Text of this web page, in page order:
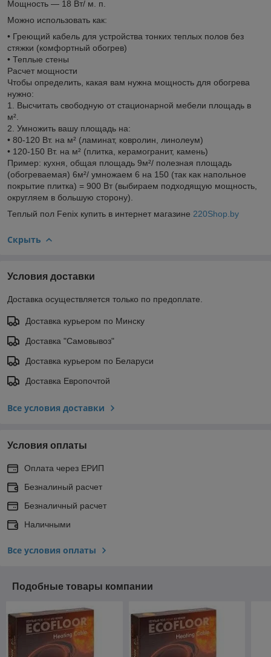
Мощность — 18 Вт/ м. п.
Можно использовать как:
• Греющий кабель для устройства тонких теплых полов без
стяжки (комфортный обогрев)
• Теплые стены
Расчет мощности
Чтобы определить, какая вам нужна мощность для обогрева
нужно:
1. Высчитать свободную от стационарной мебели площадь в
м².
2. Умножить вашу площадь на:
• 80-120 Вт. на м² (ламинат, ковролин, линолеум)
• 120-150 Вт. на м² (плитка, керамогранит, камень)
Пример: кухня, общая площадь 9м²/ полезная площадь
(обогреваемая) 6м²/ умножаем 6 на 150 (так как напольное
покрытие плитка) = 900 Вт (выбираем подходящую мощность,
округляем в большую сторону).
Теплый пол Fenix купить в интернет магазине 220Shop.by
Скрыть
Условия доставки
Доставка осуществляется только по предоплате.
Доставка курьером по Минску
Доставка "Самовывоз"
Доставка курьером по Беларуси
Доставка Европочтой
Все условия доставки
Условия оплаты
Оплата через ЕРИП
Безналиный расчет
Безналичный расчет
Наличными
Все условия оплаты
Подобные товары компании